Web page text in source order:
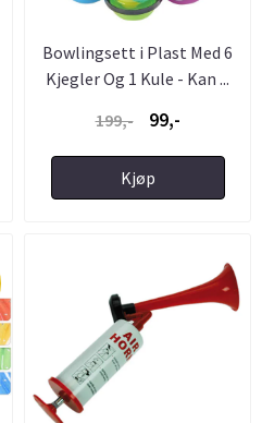
Bowlingsett i Plast Med 6
Kjegler Og 1 Kule - Kan ...
199,-
99,-
Kjøp